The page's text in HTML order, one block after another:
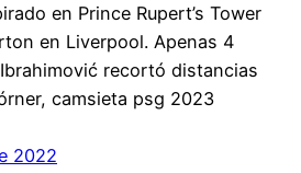
en Prince Rupert’s Tower
en Liverpool. Apenas 4
recortó distancias
camsieta psg 2023
2022